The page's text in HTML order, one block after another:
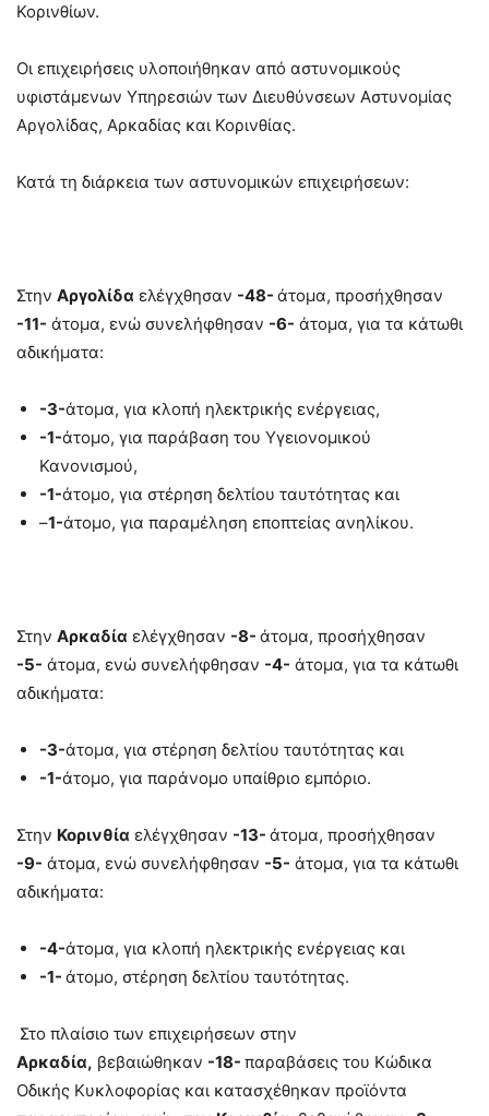
Κορινθίων.
Οι επιχειρήσεις υλοποιήθηκαν από αστυνομικούς
υφιστάμενων Υπηρεσιών των Διευθύνσεων Αστυνομίας
Αργολίδας, Αρκαδίας και Κορινθίας.
Κατά τη διάρκεια των αστυνομικών επιχειρήσεων:
Στην Αργολίδα ελέγχθησαν -48- άτομα, προσήχθησαν
-11- άτομα, ενώ συνελήφθησαν -6- άτομα, για τα κάτωθι
αδικήματα:
-3-άτομα, για κλοπή ηλεκτρικής ενέργειας,
-1-άτομο, για παράβαση του Υγειονομικού
Κανονισμού,
-1-άτομο, για στέρηση δελτίου ταυτότητας και
–1-άτομο, για παραμέληση εποπτείας ανηλίκου.
Στην Αρκαδία ελέγχθησαν -8- άτομα, προσήχθησαν
-5- άτομα, ενώ συνελήφθησαν -4- άτομα, για τα κάτωθι
αδικήματα:
-3-άτομα, για στέρηση δελτίου ταυτότητας και
-1-άτομο, για παράνομο υπαίθριο εμπόριο.
Στην Κορινθία ελέγχθησαν -13- άτομα, προσήχθησαν
-9- άτομα, ενώ συνελήφθησαν -5- άτομα, για τα κάτωθι
αδικήματα:
-4-άτομα, για κλοπή ηλεκτρικής ενέργειας και
-1- άτομο, στέρηση δελτίου ταυτότητας.
Στο πλαίσιο των επιχειρήσεων στην
Αρκαδία, βεβαιώθηκαν -18- παραβάσεις του Κώδικα
Οδικής Κυκλοφορίας και κατασχέθηκαν προϊόντα